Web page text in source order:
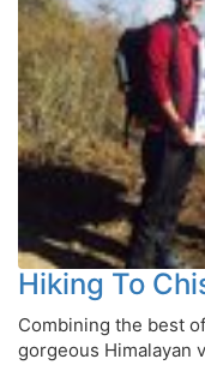
Hiking To
Combining the best
gorgeous Himalayan